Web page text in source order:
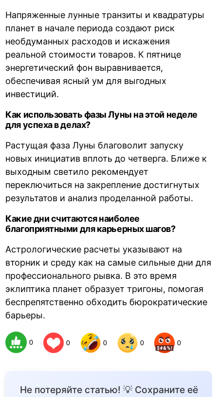
Напряженные лунные транзиты и квадратуры
планет в начале периода создают риск
необдуманных расходов и искажения
реальной стоимости товаров. К пятнице
энергетический фон выравнивается,
обеспечивая ясный ум для выгодных
инвестиций.
Как использовать фазы Луны на этой неделе
для успеха в делах?
Растущая фаза Луны благоволит запуску
новых инициатив вплоть до четверга. Ближе к
выходным светило рекомендует
переключиться на закрепление достигнутых
результатов и анализ проделанной работы.
Какие дни считаются наиболее
благоприятными для карьерных шагов?
Астрологические расчеты указывают на
вторник и среду как на самые сильные дни для
профессионального рывка. В это время
эклиптика планет образует тригоны, помогая
беспрепятственно обходить бюрократические
барьеры.
0 0 0 0 0
Не потеряйте статью! 💡 Сохраните её